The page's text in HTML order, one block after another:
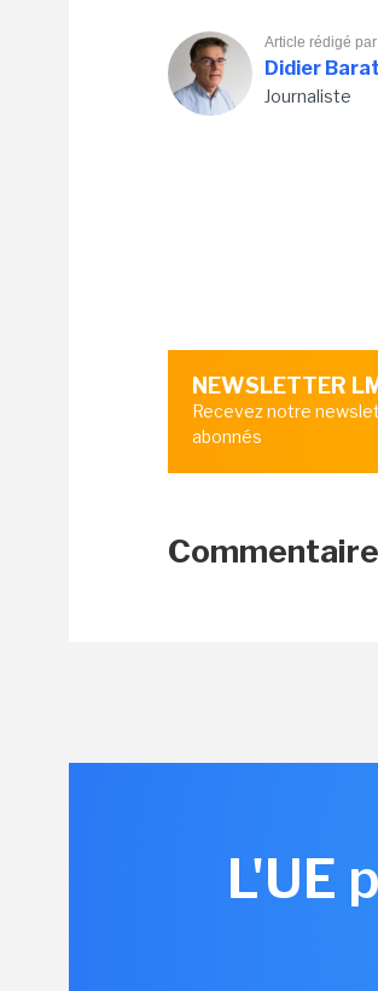
Article rédigé par
Didier
Journaliste
NEWSLETTER LMI
Recevez notre
abonnés
Commentaire
L'UE